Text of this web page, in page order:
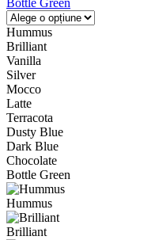
Bottle Green
Hummus
Brilliant
Vanilla
Silver
Mocco
Latte
Terracota
Dusty Blue
Dark Blue
Chocolate
Bottle Green
Hummus
Brilliant